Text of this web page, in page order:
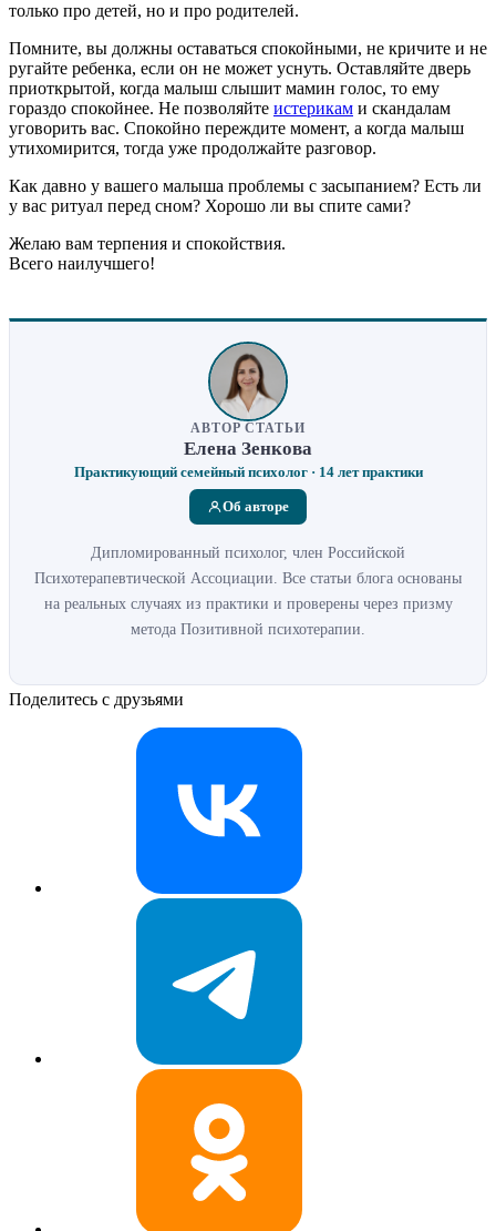
только про детей, но и про родителей.
Помните, вы должны оставаться спокойными, не кричите и не
ругайте ребенка, если он не может уснуть. Оставляйте дверь
приоткрытой, когда малыш слышит мамин голос, то ему
гораздо спокойнее. Не позволяйте истерикам и скандалам
уговорить вас. Спокойно переждите момент, а когда малыш
утихомирится, тогда уже продолжайте разговор.
Как давно у вашего малыша проблемы с засыпанием? Есть ли
у вас ритуал перед сном? Хорошо ли вы спите сами?
Желаю вам терпения и спокойствия.
Всего наилучшего!
АВТОР СТАТЬИ
Елена Зенкова
Практикующий семейный психолог · 14 лет практики
Об авторе
Дипломированный психолог, член Российской
Психотерапевтической Ассоциации. Все статьи блога основаны
на реальных случаях из практики и проверены через призму
метода Позитивной психотерапии.
Поделитесь с друзьями